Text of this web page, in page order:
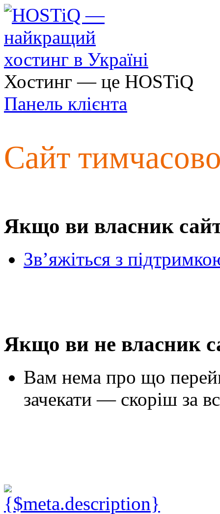
Хостинг — це HOSTiQ
Панель клієнта
Сайт
Якщо ви власник
Зв’яжіться з
Якщо ви не власник
Вам нема про що
зачекати — скоріш за